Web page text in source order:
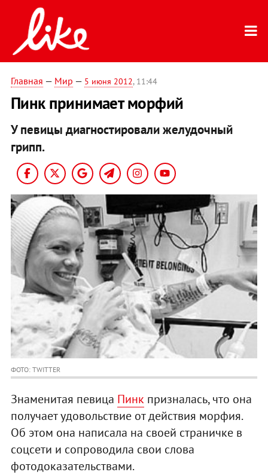
Главная — Мир — 5 июня 2012, 11:44
Пинк принимает морфий
У певицы диагностировали желудочный
грипп.
ФОТО: TWITTER
Знаменитая певица Пинк призналась, что она
получает удовольствие от действия морфия.
Об этом она написала на своей страничке в
соцсети и сопроводила свои слова
фотодоказательствами.